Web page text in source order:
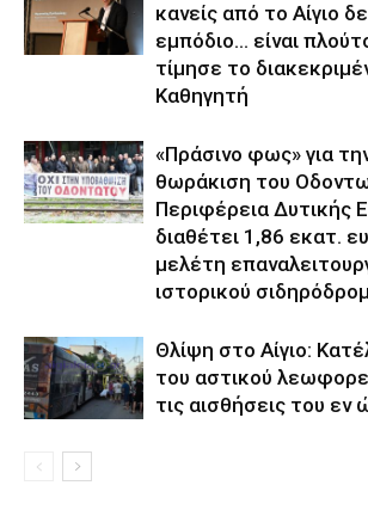
κανείς από το Αίγιο
εμπόδιο… είναι
τίμησε το
Καθηγητή
«Πράσινο φως» για
θωράκιση του
Περιφέρεια Δυτικής
διαθέτει 1,86 εκατ.
μελέτη
ιστορικού
Θλίψη στο Αίγιο:
του αστικού
τις αισθήσεις του